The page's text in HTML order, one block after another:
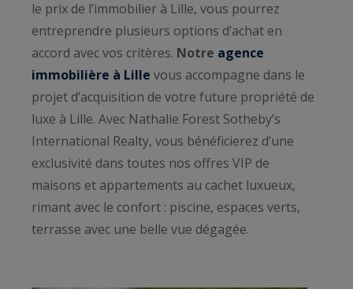
le prix de l’immobilier à Lille, vous pourrez
entreprendre plusieurs options d’achat en
accord avec vos critères. Notre agence
immobilière à Lille vous accompagne dans le
projet d’acquisition de votre future propriété de
luxe à Lille. Avec Nathalie Forest Sotheby’s
International Realty, vous bénéficierez d’une
exclusivité dans toutes nos offres VIP de
maisons et appartements au cachet luxueux,
rimant avec le confort : piscine, espaces verts,
terrasse avec une belle vue dégagée.